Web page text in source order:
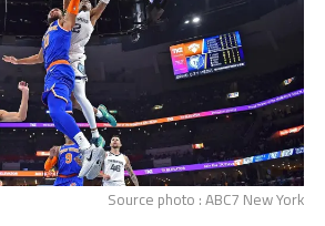
Source photo : ABC7 New York